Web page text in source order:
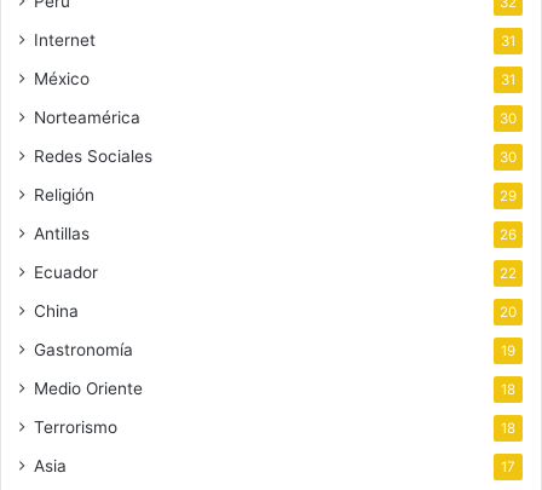
Internet 31
México 31
Norteamérica 30
Redes Sociales 30
Religión 29
Antillas 26
Ecuador 22
China 20
Gastronomía 19
Medio Oriente 18
Terrorismo 18
Asia 17